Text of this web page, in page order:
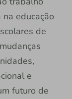
educação
de
e
futuro de